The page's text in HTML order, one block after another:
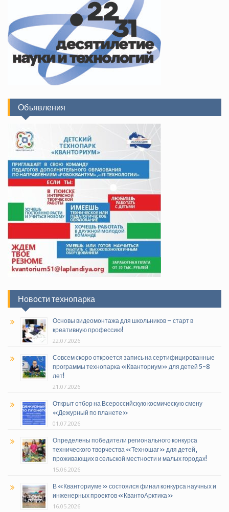
Объявления
Новости технопарка
Основы видеомонтажа для школьников – старт в
креативную профессию!
22.07.2026
Совсем скоро откроется запись на сертифицированные
программы технопарка «Кванториум» для детей 5-8
лет!
21.07.2026
Открыт отбор на Всероссийскую космическую смену
«Дежурный по планете»
01.07.2026
Определены победители регионального конкурса
технического творчества «Техношаг» для детей,
проживающих в сельской местности и малых городах!
15.06.2026
В «Кванториуме» состоялся финал конкурса научных и
инженерных проектов «КвантоАрктика»
16.05.2026